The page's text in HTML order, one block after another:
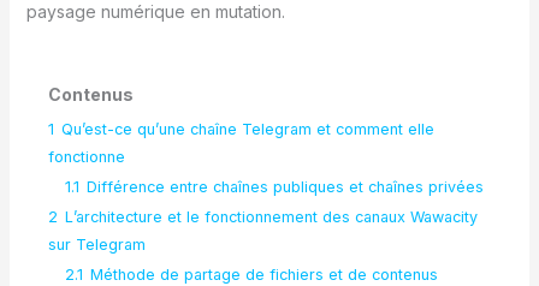
paysage numérique en mutation.
Contenus
1 Qu’est-ce qu’une chaîne Telegram et comment elle
fonctionne
1.1 Différence entre chaînes publiques et chaînes privées
2 L’architecture et le fonctionnement des canaux Wawacity
sur Telegram
2.1 Méthode de partage de fichiers et de contenus